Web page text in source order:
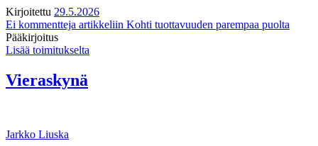
Kirjoitettu 29.5.2026
Ei kommentteja artikkeliin Kohti tuottavuuden parempaa puolta
Pääkirjoitus
Lisää toimitukselta
Vieraskynä
Jarkko Liuska